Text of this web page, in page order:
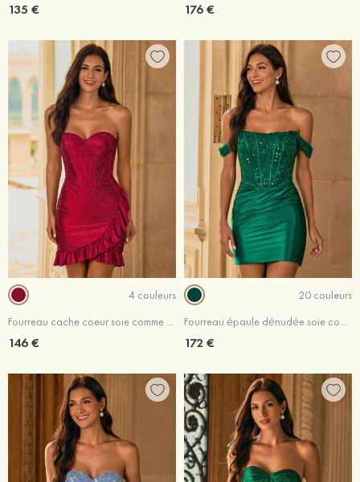
135 € 176 €
4 couleurs
Fourreau cache coeur soie comme du satin courte/mini robe de fête de la rentré avec cristal volants
146 €
20 couleurs
Fourreau épaule dénudée soie comme du satin courte/mini robe de fête de la rentré avec perles broderie
172 €